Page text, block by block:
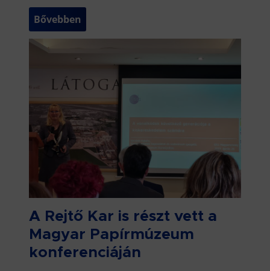
Bővebben
A Rejtő Kar is részt vett a
Magyar Papírmúzeum
konferenciáján